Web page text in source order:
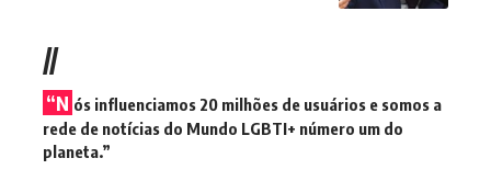
//
“N ós influenciamos 20 milhões de usuários e somos a
rede de notícias do Mundo LGBTI+ número um do
planeta.”